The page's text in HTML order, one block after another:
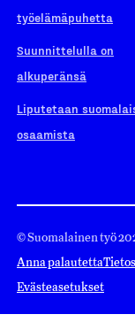
työelämäpuhetta
Suunnittelulla on
alkuperänsä
Liputetaan
osaamista
© Suomalainen työ
Anna palautetta
Evästeasetukset